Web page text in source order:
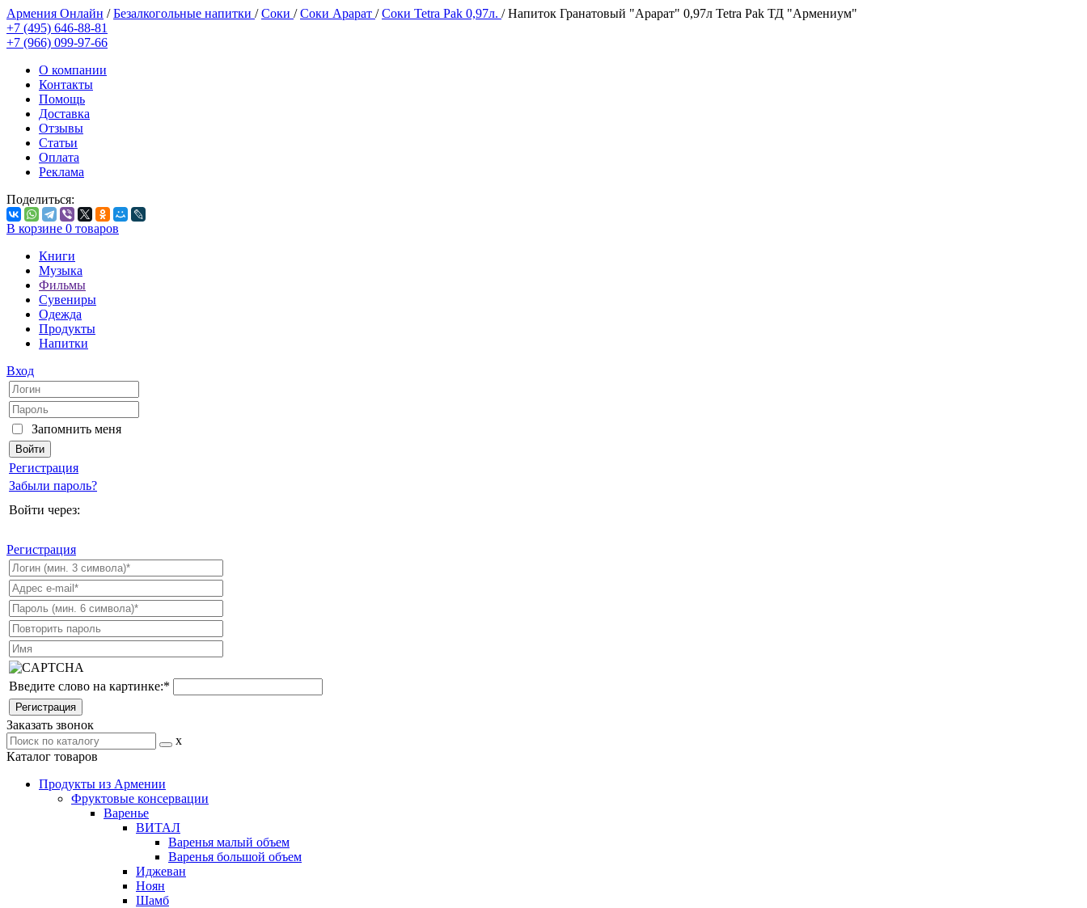
Армения Онлайн /Безалкогольные напитки /Соки /Соки Арарат /Соки Tetra Pak 0,97л. /Напиток Гранатовый "Арарат" 0,97л Tetra Pak ТД "Армениум"
+7 (495) 646-88-81
+7 (966) 099-97-66
О компании
Контакты
Помощь
Доставка
Отзывы
Статьи
Оплата
Реклама
Поделиться:
В корзине 0 товаров
Книги
Музыка
Фильмы
Сувениры
Одежда
Продукты
Напитки
Вход
Запомнить меня
Регистрация
Забыли пароль?
Войти через:
Регистрация
Введите слово на картинке:*
Заказать звонок
x
Каталог товаров
Продукты из Армении
Фруктовые консервации
Варенье
ВИТАЛ
Варенья малый объем
Варенья большой объем
Иджеван
Ноян
Шамб